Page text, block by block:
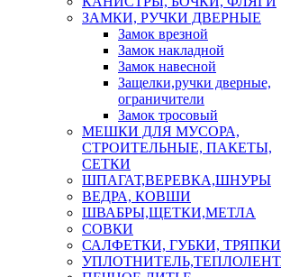
ЗАМКИ, РУЧКИ ДВЕРНЫЕ
Замок врезной
Замок накладной
Замок навесной
Защелки,ручки дверные,
ограничители
Замок тросовый
МЕШКИ ДЛЯ МУСОРА,
СТРОИТЕЛЬНЫЕ, ПАКЕТЫ,
СЕТКИ
ШПАГАТ,ВЕРЕВКА,ШНУРЫ
ВЕДРА, КОВШИ
ШВАБРЫ,ЩЕТКИ,МЕТЛА
СОВКИ
САЛФЕТКИ, ГУБКИ, ТРЯПКИ